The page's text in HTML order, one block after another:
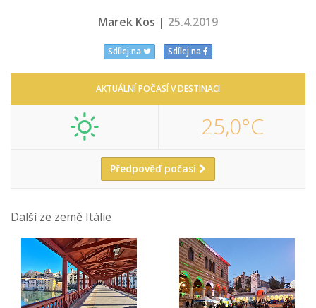
Marek Kos | 25.4.2019
Sdílej na Sdílej na
AKTUÁLNÍ POČASÍ V DESTINACI
25,0°C
Předpověď počasí
Další ze země Itálie